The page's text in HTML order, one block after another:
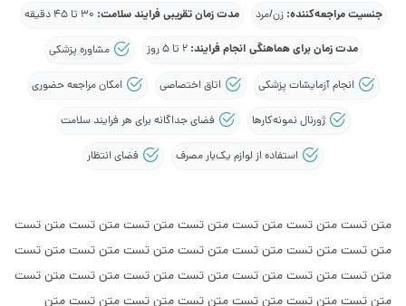
جنسیت مراجعه‌کننده:زن/مرد مدت زمان تقریبی فرایند سلامت: 30 تا 45 دقیقه
مدت زمان برای هماهنگی انجام فرایند:2 تا 5 روز مشاوره پزشکی
انجام آزمایشات پزشکی اتاق اختصاصی امکان مراجعه حضوری
ژورنال نمونه‌کارها فضای جداگانه برای هر فرایند سلامت
استفاده از لوازم یک‌بار مصرف فضای انتظار
متن تست متن تست متن تست متن تست متن تست متن تست متن تست
متن تست متن تست متن تست متن تست متن تست متن تست متن تست
متن تست متن تست متن تست متن تست متن تست متن تست متن تست
متن تست متن تست متن تست متن تست متن تست متن تست متن